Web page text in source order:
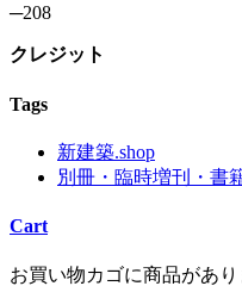
─208
クレジット
Tags
新建築.shop
別冊・臨時増刊・書
Cart
お買い物カゴに商品があり